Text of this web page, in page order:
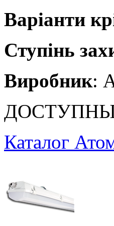
Варіанти
Ступінь
Виробник:
Каталог